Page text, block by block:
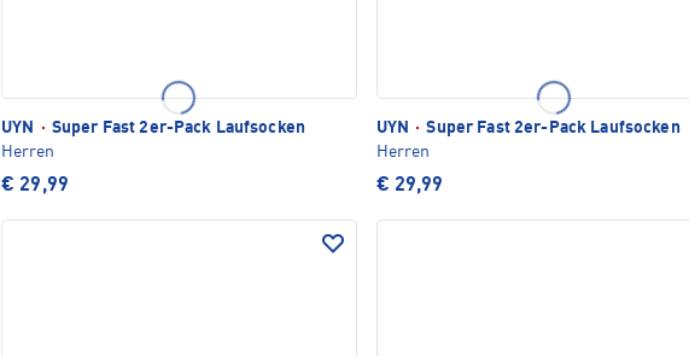
UYN · Super Fast 2er-Pack Laufsocken
Herren
€ 29,99
UYN · Super Fast 2er-Pack Laufsocken
Herren
€ 29,99